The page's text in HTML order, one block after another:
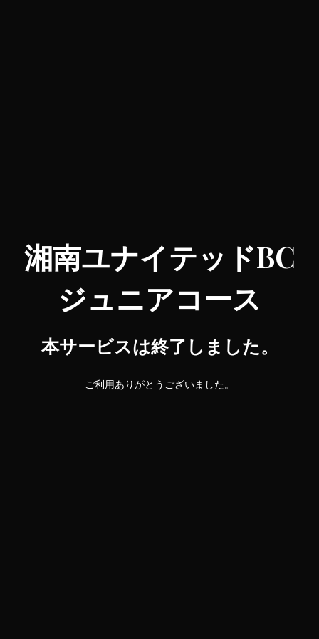
湘南ユナイテッドBC
ジュニアコース
本サービスは終了しました。
ご利用ありがとうございました。